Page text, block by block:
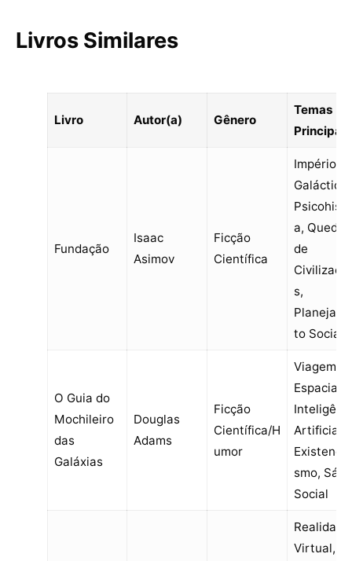
Livros Similares
Livro Autor(a) Gênero
Temas
Principais
Fundação
Isaac
Asimov
Ficção
Científica
Impérios
a, Queda
de
s,
to Social
O Guia do
Mochileiro
das
Galáxias
Douglas
Adams
Ficção
Científica/H
umor
Viagem
Espacial,
Artificial,
smo,
Social
Realidade
Virtual,